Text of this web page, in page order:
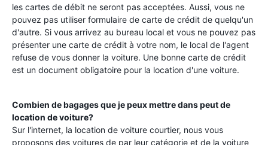
les cartes de débit ne seront pas acceptées. Aussi, vous ne
pouvez pas utiliser formulaire de carte de crédit de quelqu'un
d'autre. Si vous arrivez au bureau local et vous ne pouvez pas
présenter une carte de crédit à votre nom, le local de l'agent
refuse de vous donner la voiture. Une bonne carte de crédit
est un document obligatoire pour la location d'une voiture.
Combien de bagages que je peux mettre dans peut de
location de voiture?
Sur l'internet, la location de voiture courtier, nous vous
proposons des voitures de par leur catégorie et de la voiture